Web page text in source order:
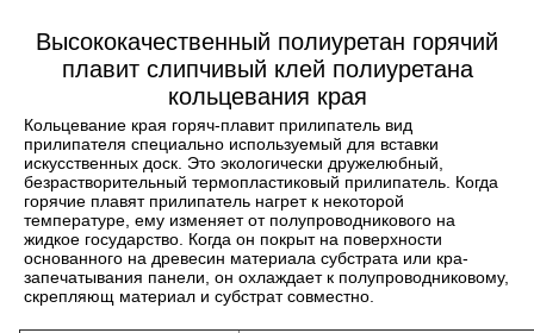
Высококачественный полиуретан горячий
плавит слипчивый клей полиуретана
кольцевания края
Кольцевание края горяч-плавит прилипатель вид
прилипателя специально используемый для вставки
искусственных доск. Это экологически дружелюбный,
безрастворительный термопластиковый прилипатель. Когда
горячие плавят прилипатель нагрет к некоторой
температуре, ему изменяет от полупроводникового на
жидкое государство. Когда он покрыт на поверхности
основанного на древесин материала субстрата или кра-
запечатывания панели, он охлаждает к полупроводниковому,
скрепляющ материал и субстрат совместно.